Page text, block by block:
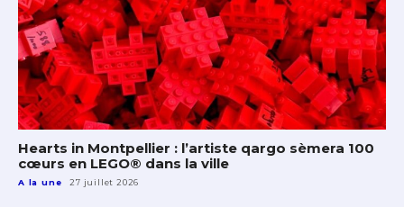
Hearts in Montpellier : l’artiste qargo sèmera 100
cœurs en LEGO® dans la ville
A la une 27 juillet 2026